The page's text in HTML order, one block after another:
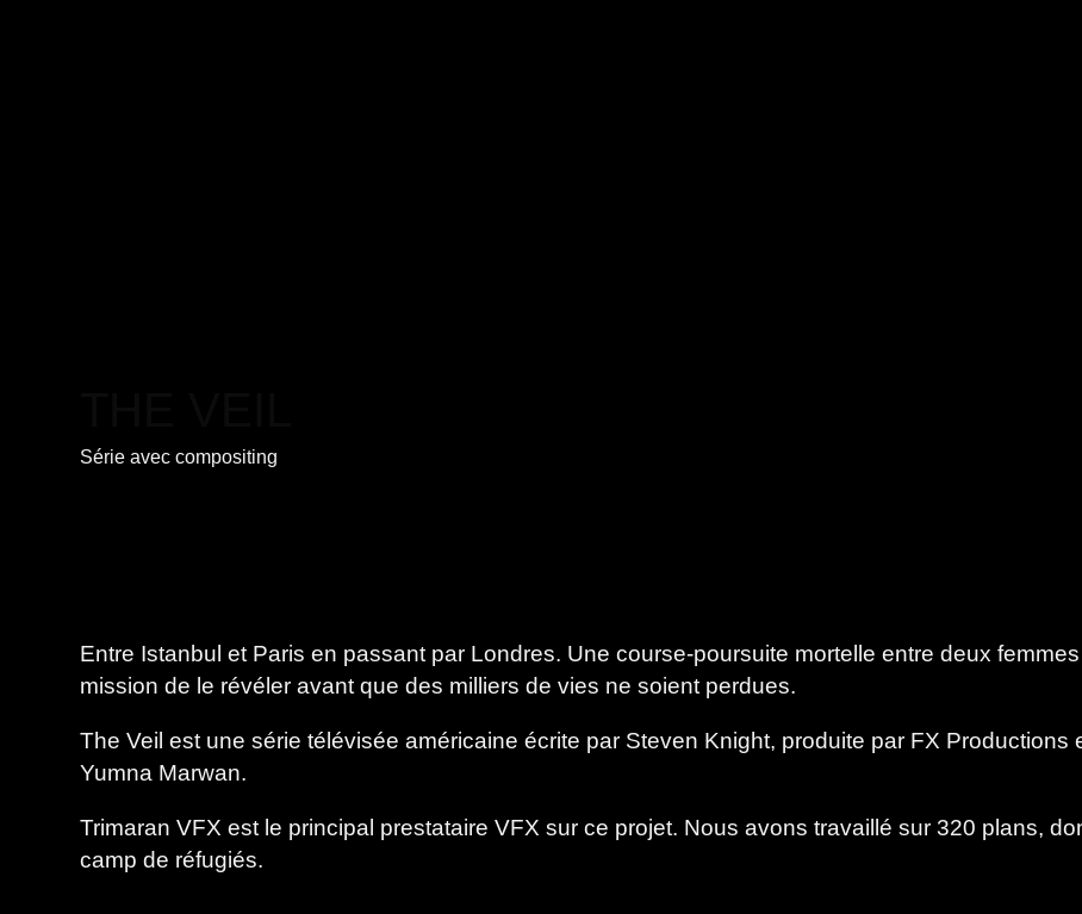
Série aveccompositing
Entre Istanbul et Paris en passant par Londres. Une course-poursuite mortelle entre deux
mission de le révéler avant que des milliers de vies ne soient perdues.
The Veil est une série télévisée américaine écrite par Steven Knight, produite par FX
Yumna Marwan.
Trimaran VFX est le principal prestataire VFX sur ce projet. Nous avons travaillé sur 320 plans,
camp de réfugiés.